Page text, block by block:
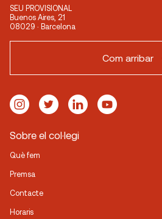
SEU PROVISIONAL
Buenos Aires, 21
08029 · Barcelona
Com arribar
Sobre el col·legi
Què fem
Premsa
Contacte
Horaris